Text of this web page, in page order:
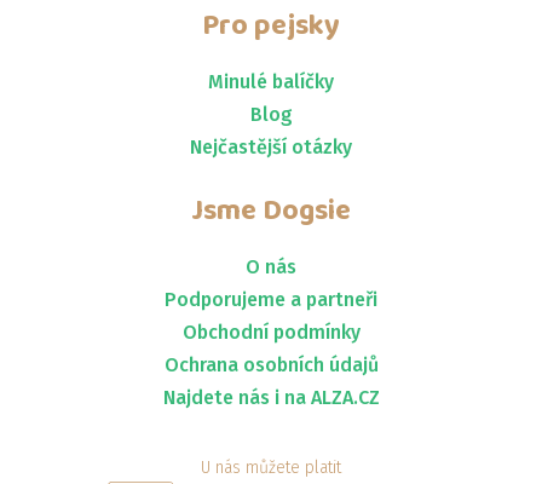
Pro pejsky
Minulé balíčky
Blog
Nejčastější otázky
Jsme Dogsie
O nás
Podporujeme a partneři
Obchodní podmínky
Ochrana osobních údajů
Najdete nás i na ALZA.CZ
U nás můžete platit